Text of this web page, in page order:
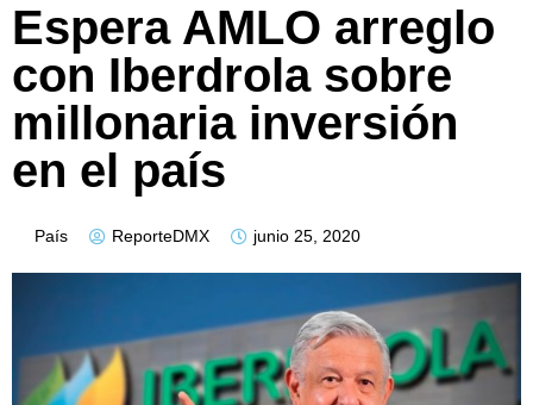
Espera AMLO arreglo
con Iberdrola sobre
millonaria inversión
en el país
País ReporteDMX junio 25, 2020